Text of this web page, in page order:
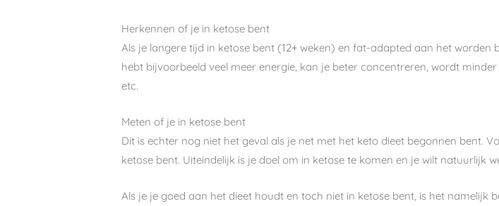
Herkennen of je in ketose bent
Als je langere tijd in ketose bent (12+ weken) en fat-adapted aan het
hebt bijvoorbeeld veel meer energie, kan je beter concentreren, wordt
etc.
Meten of je in ketose bent
Dit is echter nog niet het geval als je net met het keto dieet begonnen bent.
ketose bent. Uiteindelijk is je doel om in ketose te komen en je wilt natuurlijk
Als je je goed aan het dieet houdt en toch niet in ketose bent, is het